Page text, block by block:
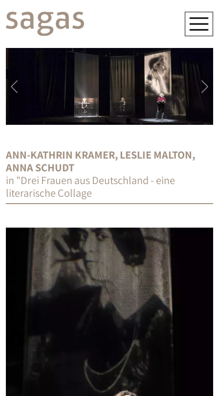
ANN-KATHRIN KRAMER, LESLIE MALTON,
ANNA SCHUDT
in "Drei Frauen aus Deutschland - eine
literarische Collage